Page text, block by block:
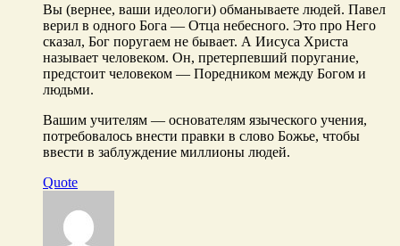
Вы (вернее, ваши идеологи) обманываете людей. Павел
верил в одного Бога — Отца небесного. Это про Него
сказал, Бог поругаем не бывает. А Иисуса Христа
называет человеком. Он, претерпевший поругание,
предстоит человеком — Поредником между Богом и
людьми.
Вашим учителям — основателям языческого учения,
потребовалось внести правки в слово Божье, чтобы
ввести в заблуждение миллионы людей.
Quote